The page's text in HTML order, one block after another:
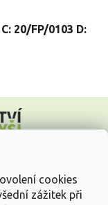
cookies
zážitek při
20/FP/0103 D: